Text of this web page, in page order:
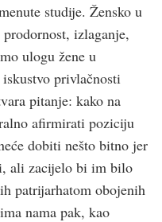
studije. Žensko u
izlaganje,
ulogu žene u
privlačnosti
pitanje: kako na
afirmirati poziciju
dobiti nešto bitno jer
ali zacijelo bi im bilo
patrijarhatom obojenih
nama pak, kao